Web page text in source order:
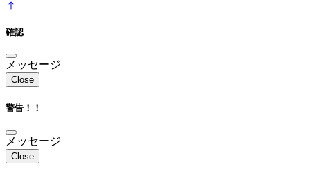
確認
メッセージ
Close
警告！！
メッセージ
Close